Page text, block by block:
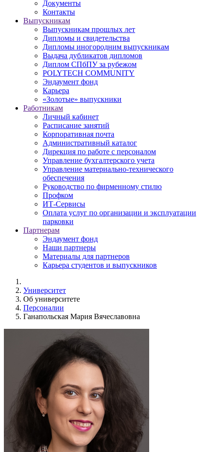
Документы
Контакты
Выпускникам
Выпускникам прошлых лет
Дипломы и свидетельства
Дипломы иногородним выпускникам
Выдача дубликатов дипломов
Диплом СПбПУ за рубежом
POLYTECH COMMUNITY
Эндаумент фонд
Карьера
«Золотые» выпускники
Работникам
Личный кабинет
Расписание занятий
Корпоративная почта
Административный каталог
Дирекция по работе с персоналом
Управление бухгалтерского учета
Управление материально-технического
обеспечения
Руководство по фирменному стилю
Профком
ИТ-Сервисы
Оплата услуг по организации и эксплуатации
парковки
Партнерам
Эндаумент фонд
Наши партнеры
Материалы для партнеров
Карьера студентов и выпускников
Университет
Об университете
Персоналии
Ганапольская Мария Вячеславовна